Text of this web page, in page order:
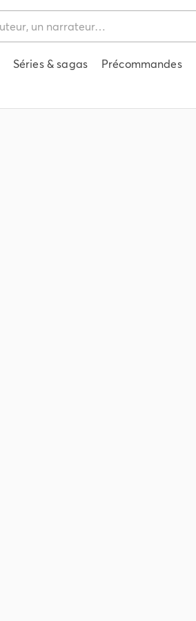
Séries & sagas Précommandes